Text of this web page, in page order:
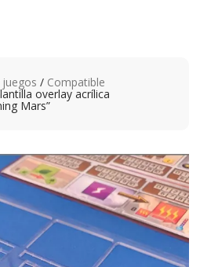
/ Compatible
overlay acrílica
Mars”